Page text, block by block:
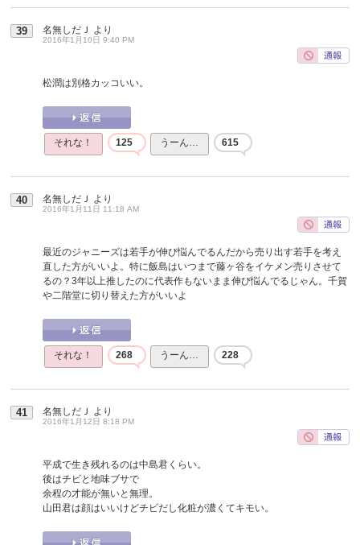
39 名無しだＪ より
2016年1月10日 9:40 PM
松潤は別格カッコいい。
それな！ 125 うーん… 615
40 名無しだＪ より
2016年1月11日 11:18 AM
最近のジャニーズは若手が伸び悩んでるんだから売り出す若手を考え
直した方がいいよ。特に飯島はいつまで藤ヶ谷をイケメン売りさせて
るの？3年以上推したのに代表作もないまま伸び悩んでるじゃん。千賀
や二階堂に切り替えた方がいいよ
それな！ 268 うーん… 228
41 名無しだＪ より
2016年1月12日 8:18 PM
平成で生き残れるのは中島君くらい。
後はチビと地味ブサで
余程の才能が無いと無理。
山田君は顔はいいけどチビだし化粧が濃くてキモい。